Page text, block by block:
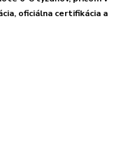
oficiálna certifikácia a